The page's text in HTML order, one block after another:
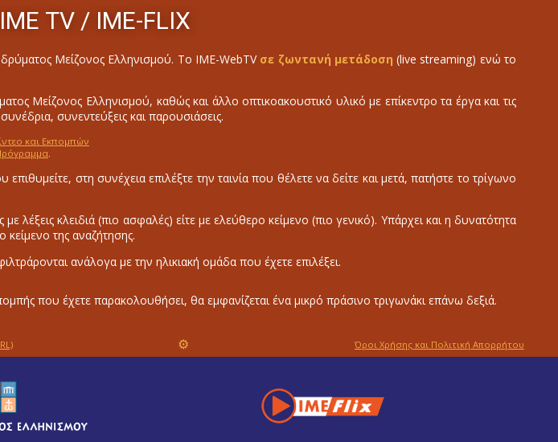
ΤV / IME-FLIX
Μείζονος Ελληνισμού. Το IME-WebTV σε ζωντανή μετάδοση (live streaming) ενώ το
Μείζονος Ελληνισμού, καθώς και άλλο οπτικοακουστικό υλικό με επίκεντρο τα έργα και τις
συνεντεύξεις και παρουσιάσεις.
και Εκπομπών
.
στη συνέχεια επιλέξτε την ταινία που θέλετε να δείτε και μετά, πατήστε το τρίγωνο
λέξεις κλειδιά (πιο ασφαλές) είτε με ελεύθερο κείμενο (πιο γενικό). Υπάρχει και η δυνατότητα
κείμενο της αναζήτησης.
ανάλογα με την ηλικιακή ομάδα που έχετε επιλέξει.
που έχετε παρακολουθήσει, θα εμφανίζεται ένα μικρό πράσινο τριγωνάκι επάνω δεξιά.
⚙ Όροι Χρήσης και Πολιτική Απορρήτου